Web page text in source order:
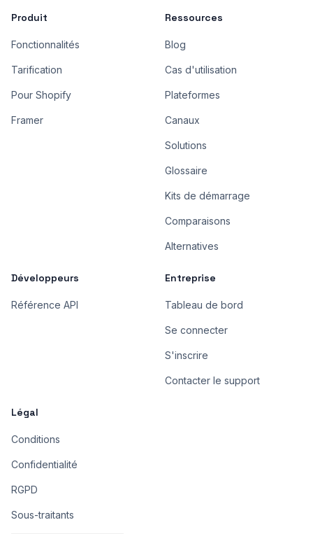
Produit
Fonctionnalités
Tarification
Pour Shopify
Framer
Ressources
Blog
Cas d'utilisation
Plateformes
Canaux
Solutions
Glossaire
Kits de démarrage
Comparaisons
Alternatives
Développeurs
Référence API
Entreprise
Tableau de bord
Se connecter
S'inscrire
Contacter le support
Légal
Conditions
Confidentialité
RGPD
Sous-traitants